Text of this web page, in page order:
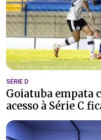
SÉRIE D
Goiatuba empata
acesso à Série C